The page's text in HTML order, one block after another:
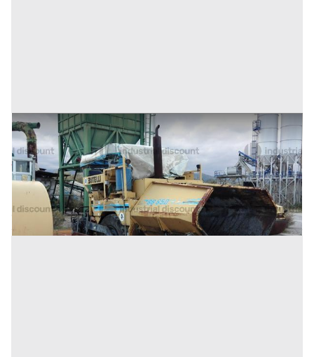
56#10183 Vibrofinitrice Bitelli
Inserito il: 10/07/2026
(Cosenza)
Prezzo
22.450 €
Codice annuncio:1848466698